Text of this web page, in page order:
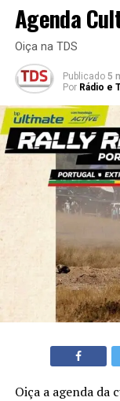
Agenda
Oiça na TDS
Publicado 5
Por Rádio e
Oiça a agenda da